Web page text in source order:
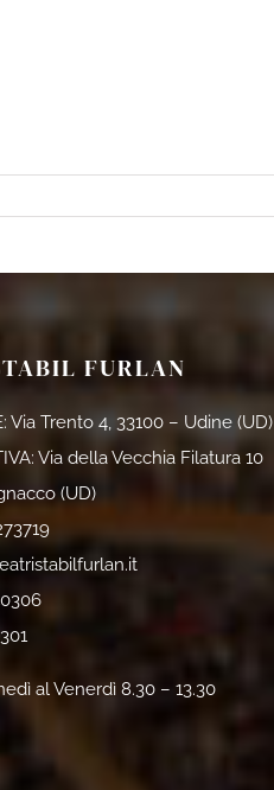
FURLAN
Via Trento 4, 33100 – Udine (UD)
Via della Vecchia Filatura 10
(UD)
al Venerdì 8.30 – 13.30